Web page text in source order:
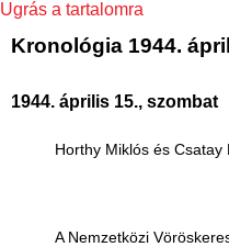
Ugrás a tartalomra
Kronológia 1944.
1944. április 15., szombat
Horthy Miklós és
A Nemzetközi